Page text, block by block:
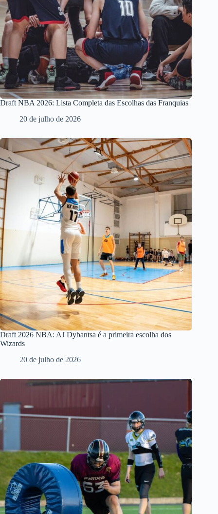
Draft NBA 2026: Lista Completa das Escolhas das Franquias
20 de julho de 2026
Draft 2026 NBA: AJ Dybantsa é a primeira escolha dos
Wizards
20 de julho de 2026